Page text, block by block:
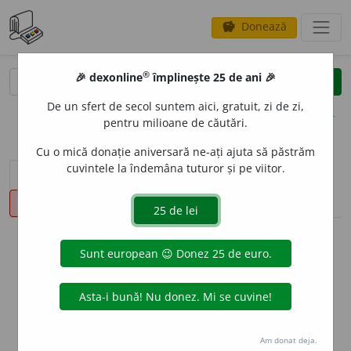
savings Donează
clear
opțiuni
sinteza definițiilor (1) definiții (45)
declinări
info
Aceste definiții sunt compilate de
echipa dexonline. Definițiile
originale se află pe filadefiniții.
Puteți reordona filele pe pagina de
🎉 dexonline® împlinește 25 de ani 🎉
De un sfert de secol suntem aici, gratuit, zi de zi,
pentru milioane de căutări.
Cu o mică donație aniversară ne-ați ajuta să păstrăm
cuvintele la îndemâna tuturor și pe viitor.
Am donat deja.